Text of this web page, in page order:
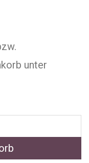
unter